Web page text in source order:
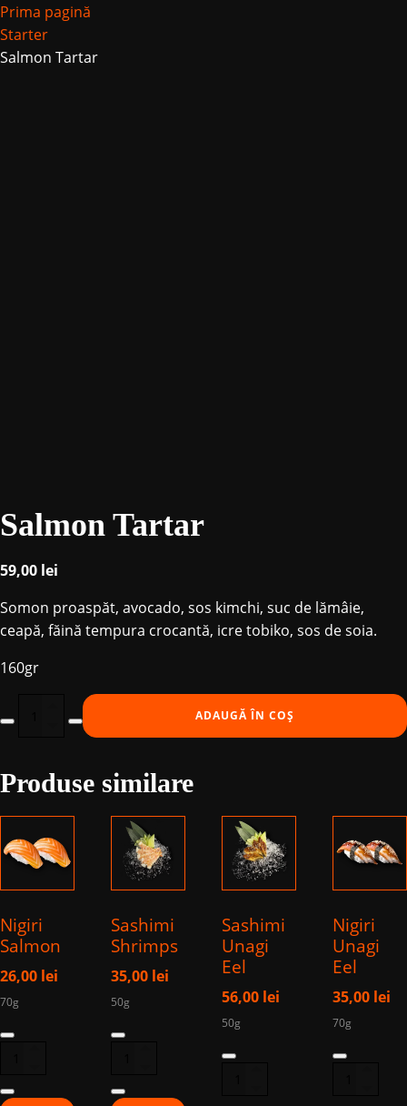
Prima pagină
Starter
Salmon Tartar
Salmon Tartar
59,00 lei
Somon proaspăt, avocado, sos kimchi, suc de lămâie,
ceapă, făină tempura crocantă, icre tobiko, sos de soia.
160gr
ADAUGĂ ÎN COȘ
Produse similare
Nigiri
Salmon
26,00 lei
70g
Cantitate
Sashimi
Shrimps
35,00 lei
50g
Cantitate
Sashimi
Unagi
Eel
56,00 lei
50g
Cantitate
Nigiri
Unagi
Eel
35,00 lei
70g
Cantitate